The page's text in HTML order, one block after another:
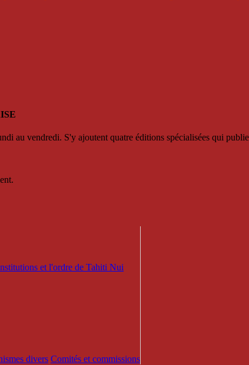
au vendredi. S'y ajoutent quatre éditions spécialisées qui
et l'ordre de Tahiti Nui
divers Comités et commissions